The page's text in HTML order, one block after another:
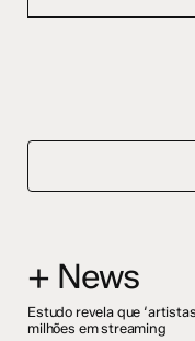
mail…
+ News
Estudo revela que
milhões em streaming